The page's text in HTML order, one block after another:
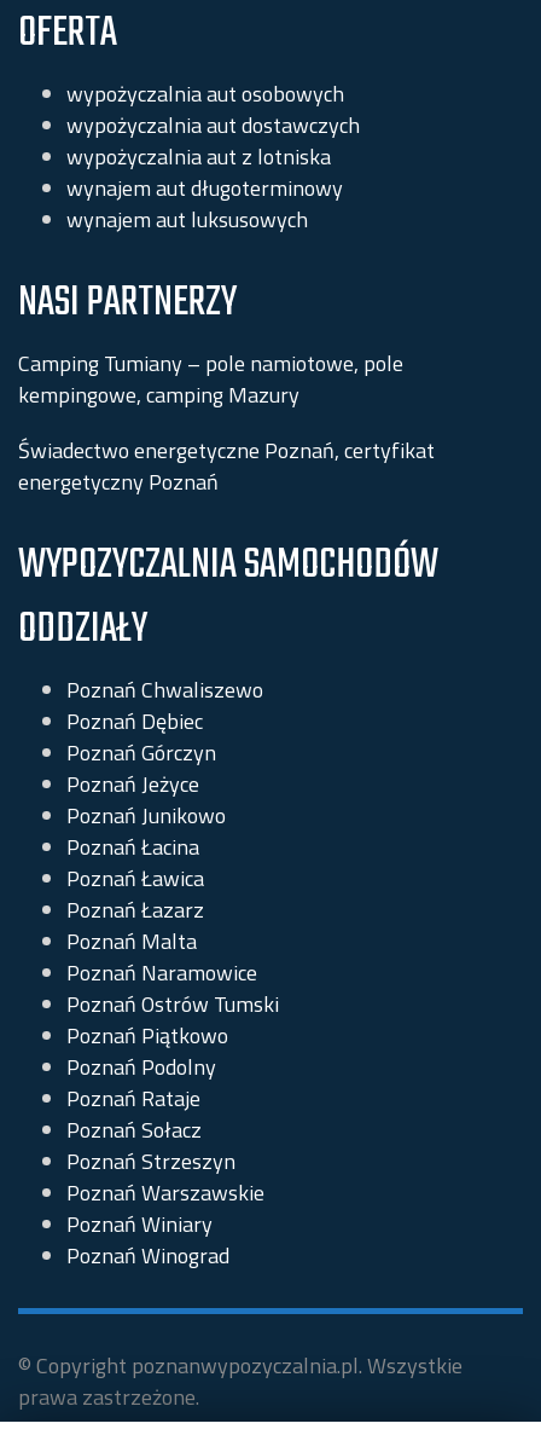
OFERTA
wypożyczalnia aut osobowych
wypożyczalnia aut dostawczych
wypożyczalnia aut z lotniska
wynajem aut długoterminowy
wynajem aut luksusowych
NASI PARTNERZY
Camping Tumiany – pole namiotowe, pole
kempingowe, camping Mazury
Świadectwo energetyczne Poznań, certyfikat
energetyczny Poznań
WYPOZYCZALNIA SAMOCHODÓW
ODDZIAŁY
Poznań Chwaliszewo
Poznań Dębiec
Poznań Górczyn
Poznań Jeżyce
Poznań Junikowo
Poznań Łacina
Poznań Ławica
Poznań Łazarz
Poznań Malta
Poznań Naramowice
Poznań Ostrów Tumski
Poznań Piątkowo
Poznań Podolny
Poznań Rataje
Poznań Sołacz
Poznań Strzeszyn
Poznań Warszawskie
Poznań Winiary
Poznań Winograd
© Copyright poznanwypozyczalnia.pl. Wszystkie
prawa zastrzeżone.